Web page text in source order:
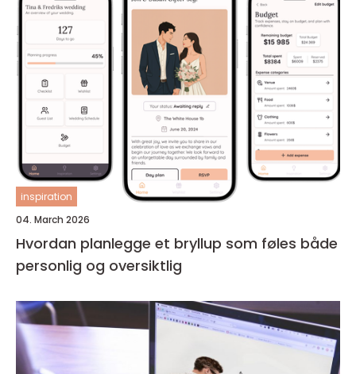
inspiration
04. March 2026
Hvordan planlegge et bryllup som føles både
personlig og oversiktlig